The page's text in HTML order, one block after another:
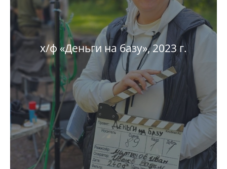
х/ф «Деньги на базу», 2023 г.